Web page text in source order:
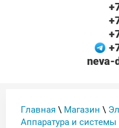
neva-
Главная \ Магазин \
Аппаратура и